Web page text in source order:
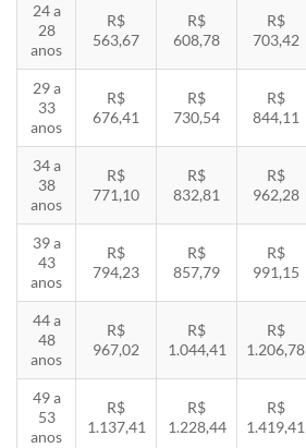
24 a
28
anos
R$
563,67
R$
608,78
R$
703,42
29 a
33
anos
R$
676,41
R$
730,54
R$
844,11
34 a
38
anos
R$
771,10
R$
832,81
R$
962,28
39 a
43
anos
R$
794,23
R$
857,79
R$
991,15
44 a
48
anos
R$
967,02
R$
1.044,41
R$
1.206,78
49 a
53
anos
R$
1.137,41
R$
1.228,44
R$
1.419,41